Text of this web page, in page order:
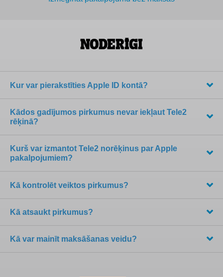
Noderīgi
Kur var pierakstīties Apple ID kontā?
Kādos gadījumos pirkumus nevar iekļaut Tele2
rēķinā?
Kurš var izmantot Tele2 norēķinus par Apple
pakalpojumiem?
Kā kontrolēt veiktos pirkumus?
Kā atsaukt pirkumus?
Kā var mainīt maksāšanas veidu?